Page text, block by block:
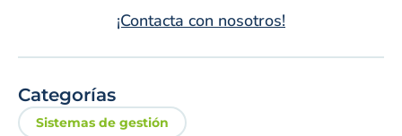
¡Contacta con nosotros!
Categorías
Sistemas de gestión